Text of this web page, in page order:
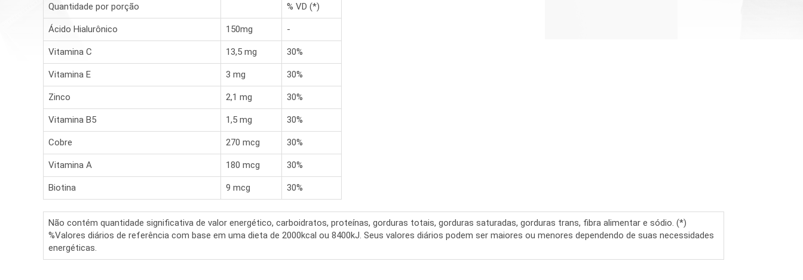
Quantidade por porção % VD (*)
Ácido Hialurônico 150mg -
Vitamina C 13,5 mg 30%
Vitamina E 3 mg 30%
Zinco 2,1 mg 30%
Vitamina B5 1,5 mg 30%
Cobre 270 mcg 30%
Vitamina A 180 mcg 30%
Biotina 9 mcg 30%
Não contém quantidade significativa de valor energético, carboidratos, proteínas, gorduras totais, gorduras saturadas, gorduras trans, fibra alimentar e sódio. (*)
%Valores diários de referência com base em uma dieta de 2000kcal ou 8400kJ. Seus valores diários podem ser maiores ou menores dependendo de suas necessidades
energéticas.